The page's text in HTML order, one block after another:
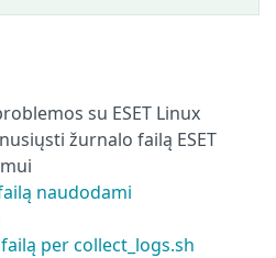
su ESET Linux
žurnalo failą ESET
naudodami
per collect_logs.sh